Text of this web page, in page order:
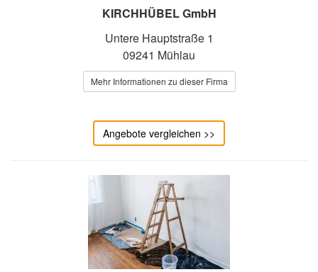
KIRCHHÜBEL GmbH
Untere Hauptstraße 1
09241 Mühlau
Mehr Informationen zu dieser Firma
Angebote vergleichen >>